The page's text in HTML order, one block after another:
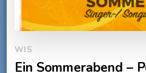
WIS
Ein Sommerabend –